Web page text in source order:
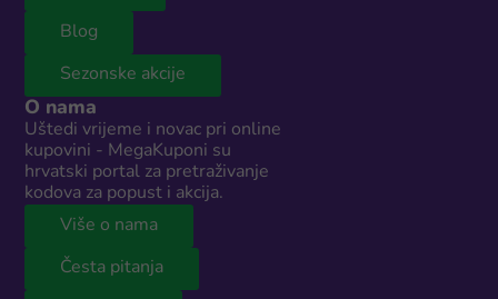
Blog
Sezonske akcije
O nama
Uštedi vrijeme i novac pri online
kupovini - MegaKuponi su
hrvatski portal za pretraživanje
kodova za popust i akcija.
Više o nama
Česta pitanja